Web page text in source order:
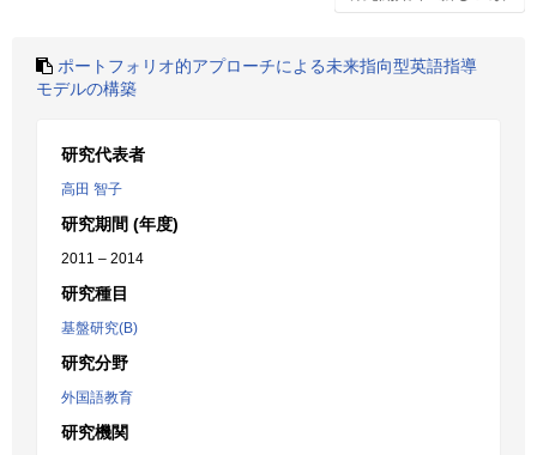
ポートフォリオ的アプローチによる未来指向型英語指導
モデルの構築
研究代表者
高田 智子
研究期間 (年度)
2011 – 2014
研究種目
基盤研究(B)
研究分野
外国語教育
研究機関